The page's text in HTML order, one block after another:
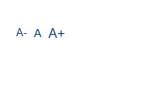
A- A A+